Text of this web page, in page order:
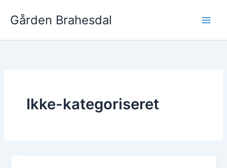
Gården Brahesdal
Ikke-kategoriseret